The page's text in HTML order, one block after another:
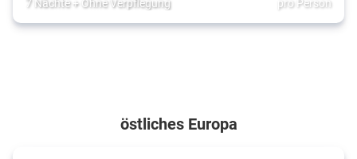
östliches Europa